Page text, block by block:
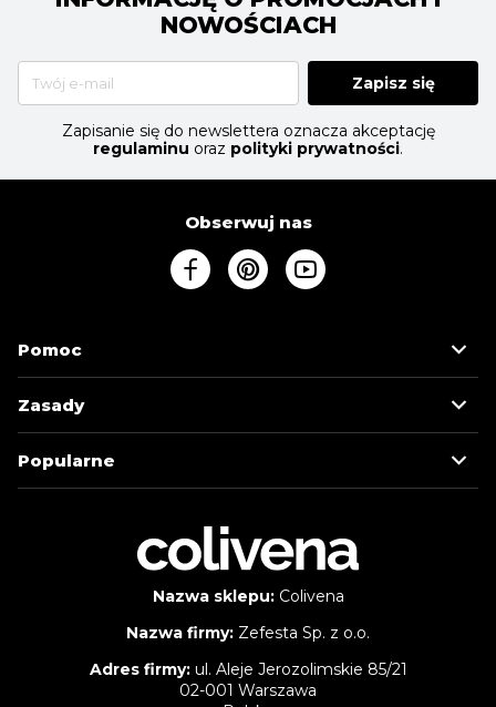
NOWOŚCIACH
Zapisz się
Zapisanie się do newslettera oznacza akceptację
regulaminu oraz polityki prywatności.
Obserwuj nas
Pomoc
Zasady
Popularne
Nazwa sklepu:Colivena
Nazwa firmy: Zefesta Sp. z o.o.
Adres firmy:ul. Aleje Jerozolimskie 85/21
02-001 Warszawa